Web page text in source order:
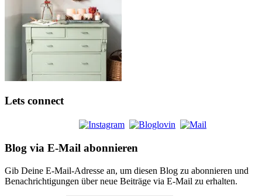
Lets connect
Blog via E-Mail abonnieren
Gib Deine E-Mail-Adresse an, um diesen Blog zu abonnieren und
Benachrichtigungen über neue Beiträge via E-Mail zu erhalten.